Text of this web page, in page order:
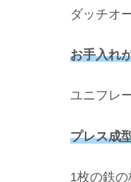
ダッチオ
お手入れ
ユニフレ
プレス成
1枚の鉄の